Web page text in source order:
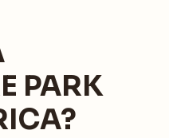
PARK